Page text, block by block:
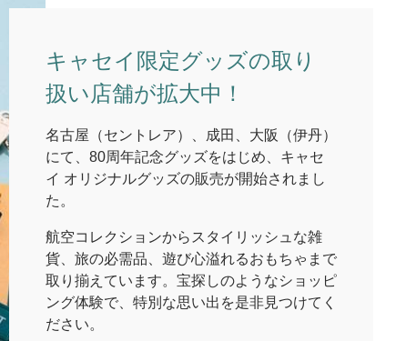
キャセイ限定グッズの取り
扱い店舗が拡大中！
名古屋（セントレア）、成田、大阪（伊丹）
にて、80周年記念グッズをはじめ、キャセ
イ オリジナルグッズの販売が開始されまし
た。
航空コレクションからスタイリッシュな雑
貨、旅の必需品、遊び心溢れるおもちゃまで
取り揃えています。宝探しのようなショッピ
ング体験で、特別な思い出を是非見つけてく
ださい。